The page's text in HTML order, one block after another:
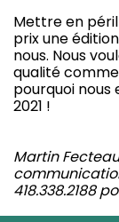
Mettre en
prix une
nous. Nous
qualité
pourquoi
2021 !
Martin
418.338.2188